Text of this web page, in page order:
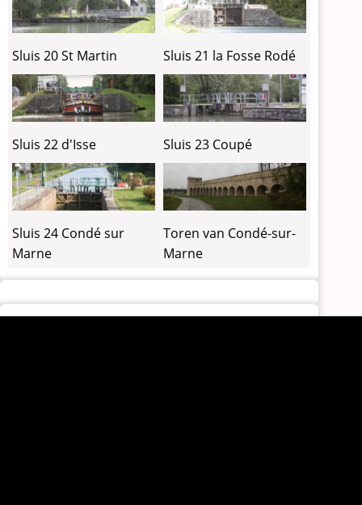
Sluis 20 St Martin Sluis 21 la Fosse Rodé
Sluis 22 d'Isse Sluis 23 Coupé
Sluis 24 Condé sur
Marne
Toren van Condé-sur-
Marne